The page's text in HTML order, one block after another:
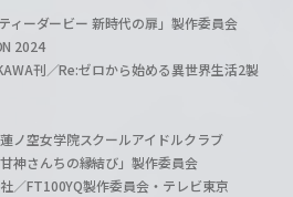
ィーダービー 新時代の扉」製作委員会
2024
刊／Re:ゼロから始める異世界生活2製
ノ空女学院スクールアイドルクラブ
神さんちの縁結び」製作委員会
／FT100YQ製作委員会・テレビ東京